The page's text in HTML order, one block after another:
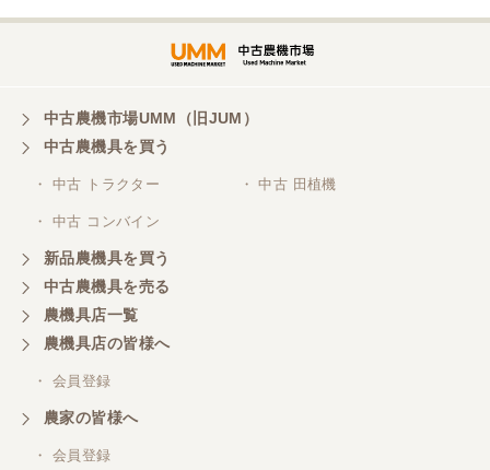
中古農機市場UMM（旧JUM）
中古農機具を買う
・ 中古 トラクター ・ 中古 田植機
・ 中古 コンバイン
新品農機具を買う
中古農機具を売る
農機具店一覧
農機具店の皆様へ
・ 会員登録
農家の皆様へ
・ 会員登録